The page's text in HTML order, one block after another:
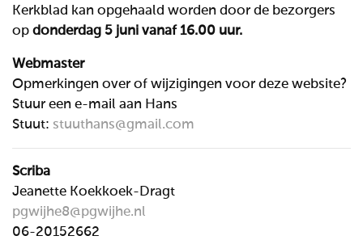
Kerkblad kan opgehaald worden door de bezorgers
op donderdag 5 juni vanaf 16.00 uur.
Webmaster
Opmerkingen over of wijzigingen voor deze website?
Stuur een e-mail aan Hans
Stuut: stuuthans@gmail.com
Scriba
Jeanette Koekkoek-Dragt
pgwijhe8@pgwijhe.nl
06-20152662